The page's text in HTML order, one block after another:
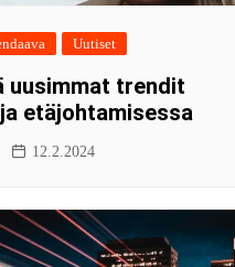
Uutiset
uusimmat trendit
etäjohtamisessa
12.2.2024